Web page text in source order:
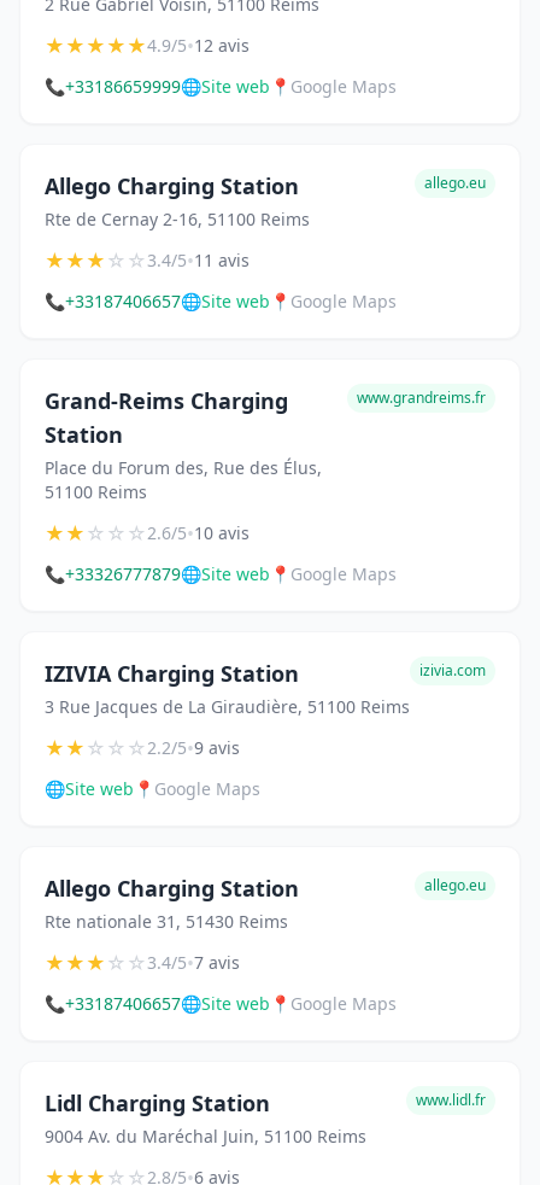
★★★★★4.9/5•12 avis
📞+33186659999🌐Site web 📍 Google Maps
Allego Charging Station
Rte de Cernay 2-16, 51100 Reims
allego.eu
★★★☆☆3.4/5•11 avis
📞+33187406657🌐Site web 📍 Google Maps
Grand-Reims Charging
Station
Place du Forum des, Rue des Élus,
51100 Reims
www.grandreims.fr
★★☆☆☆2.6/5•10 avis
📞+33326777879🌐Site web 📍 Google Maps
IZIVIA Charging Station
3 Rue Jacques de La Giraudière, 51100 Reims
izivia.com
★★☆☆☆2.2/5•9 avis
🌐Site web 📍 Google Maps
Allego Charging Station
Rte nationale 31, 51430 Reims
allego.eu
★★★☆☆3.4/5•7 avis
📞+33187406657🌐Site web 📍 Google Maps
Lidl Charging Station
9004 Av. du Maréchal Juin, 51100 Reims
www.lidl.fr
★★★☆☆2.8/5•6 avis